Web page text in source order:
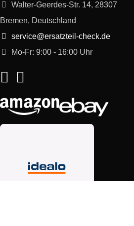
Walter-Geerdes-Str. 14, 28307
Bremen, Deutschland
service@ersatzteil-check.de
Mo-Fr: 9:00 - 16:00 Uhr